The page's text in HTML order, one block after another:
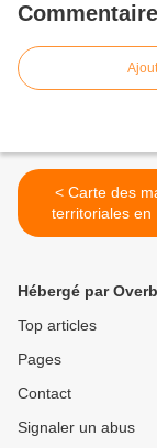
< Carte des marques
territoriales en
Métropolitaine -
Hébergé par
Top articles
Pages
Contact
Signaler un abus